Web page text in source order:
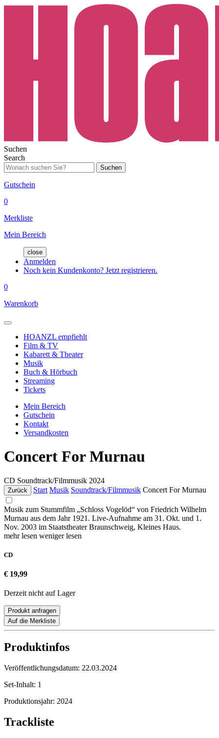
Suchen
Search
Suchen
Gutschein
0
Merkliste
Mein Bereich
close
Anmelden
Noch kein Kundenkonto? Jetzt registrieren.
0
Warenkorb
HOANZL empfiehlt
Film & TV
Kabarett & Theater
Musik
Buch & Hörbuch
Streaming
Tickets
Mein Bereich
Gutschein
Kontakt
Versandkosten
Concert For Murnau
CD Soundtrack/Filmmusik 2024
Zurück Start Musik Soundtrack/Filmmusik Concert For Murnau
Musik zum Stummfilm „Schloss Vogelöd“ von Friedrich Wilhelm
Murnau aus dem Jahr 1921. Live-Aufnahme am 31. Okt. und 1.
Nov. 2003 im Staatstheater Braunschweig, Kleines Haus.
mehr lesen weniger lesen
CD
€ 19,99
Derzeit nicht auf Lager
Produkt anfragen
Auf die Merkliste
Produktinfos
Veröffentlichungsdatum: 22.03.2024
Set-Inhalt: 1
Produktionsjahr: 2024
Trackliste